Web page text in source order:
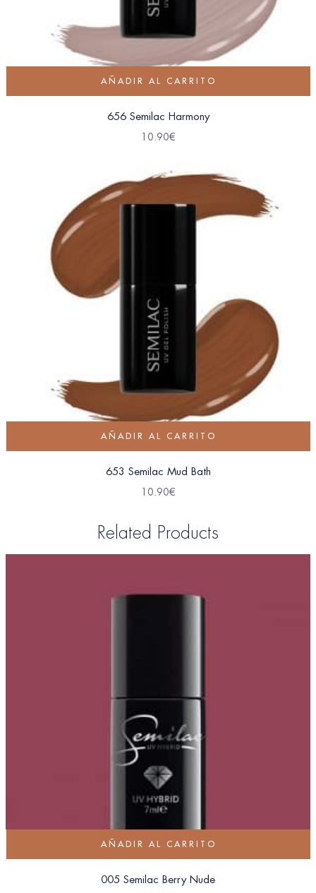
AÑADIR AL CARRITO
656 Semilac Harmony
10.90€
AÑADIR AL CARRITO
653 Semilac Mud Bath
10.90€
Related Products
AÑADIR AL CARRITO
005 Semilac Berry Nude